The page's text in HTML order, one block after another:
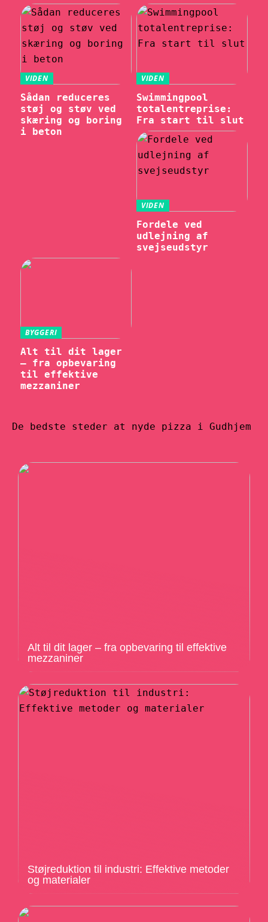
VIDEN
Sådan reduceres
støj og støv ved
skæring og boring
i beton
VIDEN
Swimmingpool
totalentreprise:
Fra start til slut
VIDEN
Fordele ved
udlejning af
svejseudstyr
BYGGERI
Alt til dit lager
– fra opbevaring
til effektive
mezzaniner
De bedste steder at nyde pizza i Gudhjem
Alt til dit lager – fra opbevaring til effektive
mezzaniner
Støjreduktion til industri: Effektive metoder
og materialer